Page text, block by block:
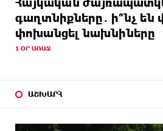
գաղտնիքները․ ի՞նչ են
փոխանցել նախնիները
1 ՕՐ ԱՌԱՋ
ԱՇԽԱՐՀ